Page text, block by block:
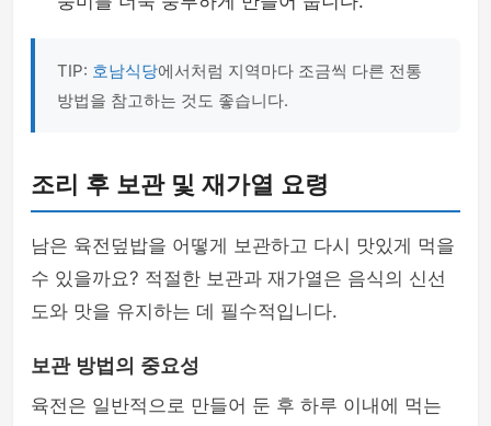
TIP: 호남식당에서처럼 지역마다 조금씩 다른 전통
방법을 참고하는 것도 좋습니다.
조리 후 보관 및 재가열 요령
남은 육전덮밥을 어떻게 보관하고 다시 맛있게 먹을
수 있을까요? 적절한 보관과 재가열은 음식의 신선
도와 맛을 유지하는 데 필수적입니다.
보관 방법의 중요성
육전은 일반적으로 만들어 둔 후 하루 이내에 먹는